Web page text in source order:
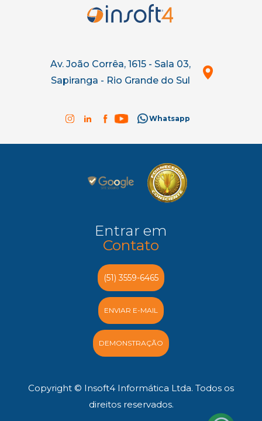
Av. João Corrêa, 1615 - Sala 03,
Sapiranga - Rio Grande do Sul
Whatsapp
Entrar em
Contato
(51) 3559-6465
ENVIAR E-MAIL
DEMONSTRAÇÃO
Copyright © Insoft4 Informática Ltda. Todos os
direitos reservados.